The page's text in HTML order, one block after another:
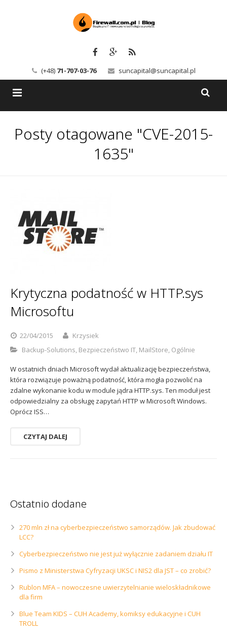
(+48) 71-707-03-76 suncapital@suncapital.pl
Backup-Solutions
Serwery pocztowe
Sophos
Usługi
Kontakt
Polityka prywatności
Posty otagowane "CVE-2015-
1635"
Krytyczna podatność w HTTP.sys
Microsoftu
22/04/2015
Krzysiek
Backup-Solutions, Bezpieczeństwo IT, MailStore, Ogólnie
W ostatnich dniach Microsoft wydał aktualizację bezpieczeństwa,
która rozwiązuje poważną podatność, która mogła pozwolić na
zdalne wykonanie kodu w module jądra HTTP.sys. Ten moduł jest
odpowiedzialny za obsługę zapytań HTTP w Microsoft Windows.
Oprócz ISS…
CZYTAJ DALEJ
Ostatnio dodane
270 mln zł na cyberbezpieczeństwo samorządów. Jak zbudować
LCC?
Cyberbezpieczeństwo nie jest już wyłącznie zadaniem działu IT
Pismo z Ministerstwa Cyfryzacji UKSC i NIS2 dla JST – co zrobić?
Rublon MFA – nowoczesne uwierzytelnianie wieloskładnikowe
dla firm
Blue Team KIDS – CUH Academy, komiksy edukacyjne i CUH
TROLL